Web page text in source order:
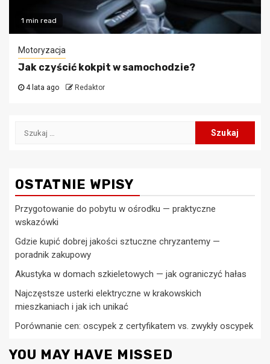
1 min read
Motoryzacja
Jak czyścić kokpit w samochodzie?
4 lata ago Redaktor
Szukaj:
OSTATNIE WPISY
Przygotowanie do pobytu w ośrodku — praktyczne
wskazówki
Gdzie kupić dobrej jakości sztuczne chryzantemy —
poradnik zakupowy
Akustyka w domach szkieletowych — jak ograniczyć hałas
Najczęstsze usterki elektryczne w krakowskich
mieszkaniach i jak ich unikać
Porównanie cen: oscypek z certyfikatem vs. zwykły oscypek
YOU MAY HAVE MISSED